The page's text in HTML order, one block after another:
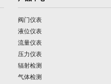
阀门仪表
液位仪表
流量仪表
压力仪表
辐射检测
气体检测